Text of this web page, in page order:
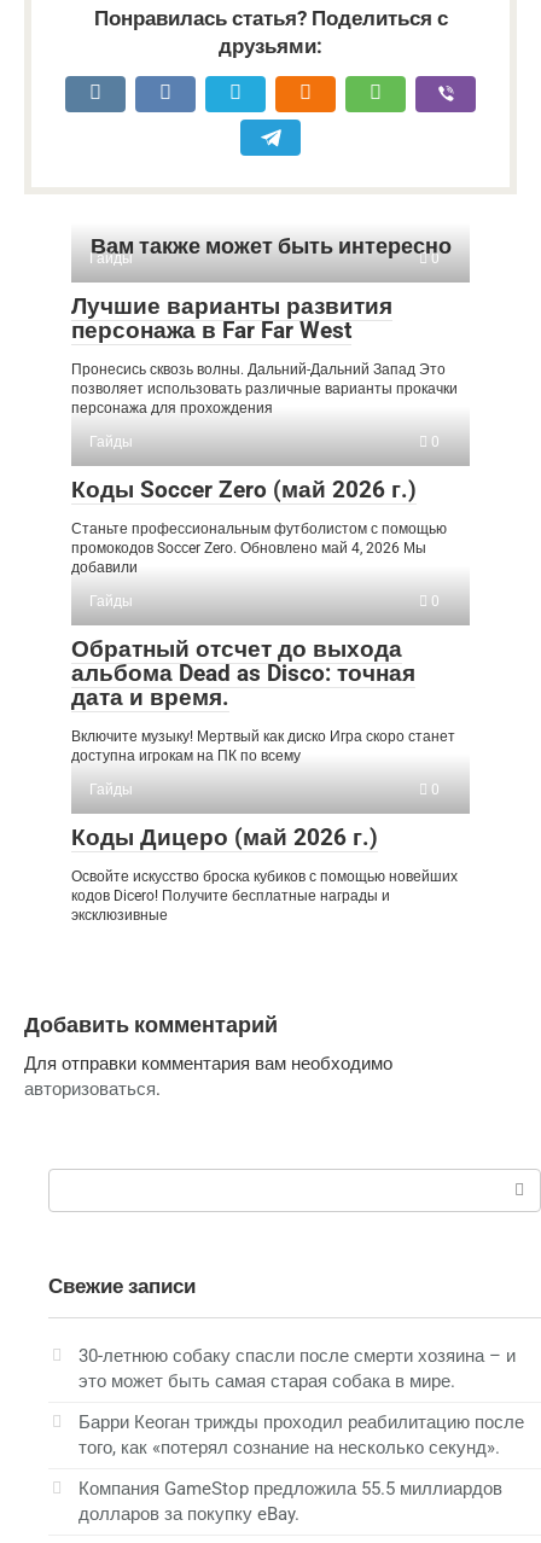
Понравилась статья? Поделиться с
друзьями:
Вам также может быть интересно
Гайды 0
Лучшие варианты развития
персонажа в Far Far West
Пронесись сквозь волны. Дальний-Дальний Запад Это
позволяет использовать различные варианты прокачки
персонажа для прохождения
Гайды
0
Коды Soccer Zero (май 2026 г.)
Станьте профессиональным футболистом с помощью
промокодов Soccer Zero. Обновлено май 4, 2026 Мы
добавили
Гайды
0
Обратный отсчет до выхода
альбома Dead as Disco: точная
дата и время.
Включите музыку! Мертвый как диско Игра скоро станет
доступна игрокам на ПК по всему
Гайды
0
Коды Дицеро (май 2026 г.)
Освойте искусство броска кубиков с помощью новейших
кодов Dicero! Получите бесплатные награды и
эксклюзивные
Добавить комментарий
Для отправки комментария вам необходимо
авторизоваться.
Поиск:
Свежие записи
30-летнюю собаку спасли после смерти хозяина – и
это может быть самая старая собака в мире.
Барри Кеоган трижды проходил реабилитацию после
того, как «потерял сознание на несколько секунд».
Компания GameStop предложила 55.5 миллиардов
долларов за покупку eBay.